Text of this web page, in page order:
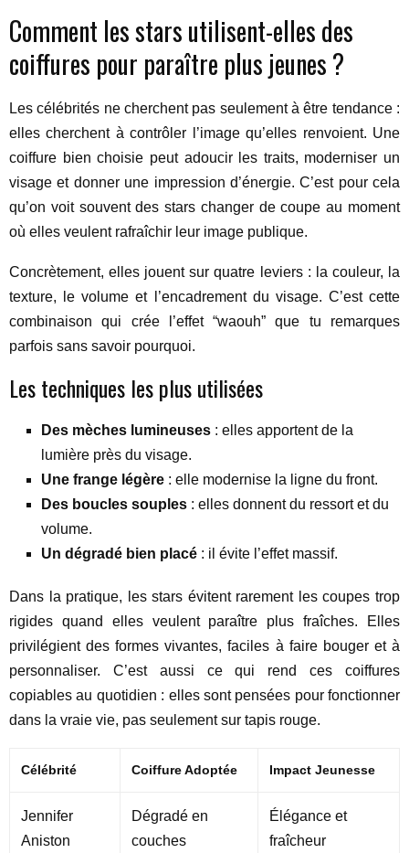
Comment les stars utilisent-elles des
coiffures pour paraître plus jeunes ?
Les célébrités ne cherchent pas seulement à être tendance :
elles cherchent à contrôler l’image qu’elles renvoient. Une
coiffure bien choisie peut adoucir les traits, moderniser un
visage et donner une impression d’énergie. C’est pour cela
qu’on voit souvent des stars changer de coupe au moment
où elles veulent rafraîchir leur image publique.
Concrètement, elles jouent sur quatre leviers : la couleur, la
texture, le volume et l’encadrement du visage. C’est cette
combinaison qui crée l’effet “waouh” que tu remarques
parfois sans savoir pourquoi.
Les techniques les plus utilisées
Des mèches lumineuses : elles apportent de la
lumière près du visage.
Une frange légère : elle modernise la ligne du front.
Des boucles souples : elles donnent du ressort et du
volume.
Un dégradé bien placé : il évite l’effet massif.
Dans la pratique, les stars évitent rarement les coupes trop
rigides quand elles veulent paraître plus fraîches. Elles
privilégient des formes vivantes, faciles à faire bouger et à
personnaliser. C’est aussi ce qui rend ces coiffures
copiables au quotidien : elles sont pensées pour fonctionner
dans la vraie vie, pas seulement sur tapis rouge.
Célébrité Coiffure Adoptée Impact Jeunesse
Jennifer
Aniston
Dégradé en
couches
Élégance et
fraîcheur